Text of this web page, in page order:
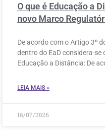
O que é Educação a
novo Marco
De acordo com o Artigo 3º
dentro do EaD considera-se
Educação a Distância: De
LEIA MAIS »
16/07/2026